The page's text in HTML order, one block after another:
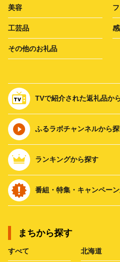
美容
工芸品
その他のお礼品
TVで紹介された返礼品か
ふるラボチャンネルから
ランキングから探す
番組・特集・キャンペー
まちから探す
すべて 北海道